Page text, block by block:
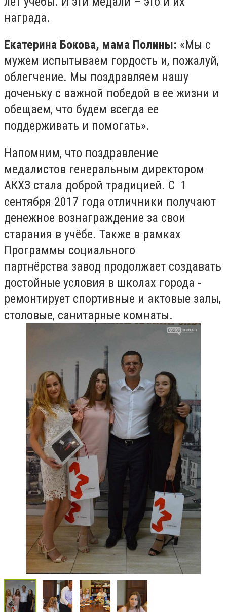
награда.
Екатерина Бокова, мама Полины: «Мы с
мужем испытываем гордость и, пожалуй,
облегчение. Мы поздравляем нашу
доченьку с важной победой в ее жизни и
обещаем, что будем всегда ее
поддерживать и помогать».
Напомним, что поздравление
медалистов генеральным директором
АКХЗ стала доброй традицией. С 1
сентября 2017 года отличники получают
денежное вознаграждение за свои
старания в учёбе. Также в рамках
Программы социального
партнёрства завод продолжает создавать
достойные условия в школах города -
ремонтирует спортивные и актовые залы,
столовые, санитарные комнаты.